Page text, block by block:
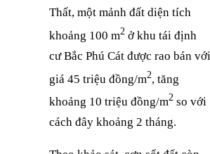
Thất, một mảnh đất diện tích
khoảng 100 m2 ở khu tái định
cư Bắc Phú Cát được rao bán với
giá 45 triệu đồng/m2, tăng
khoảng 10 triệu đồng/m2 so với
cách đây khoảng 2 tháng.